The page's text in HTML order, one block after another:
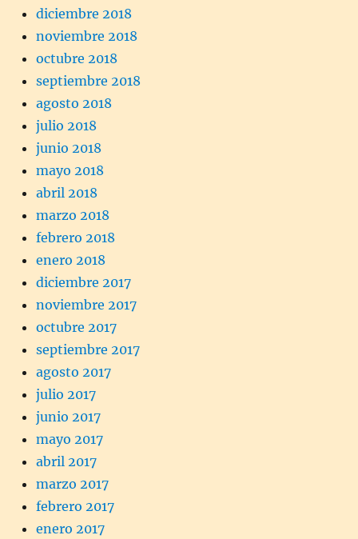
diciembre 2018
noviembre 2018
octubre 2018
septiembre 2018
agosto 2018
julio 2018
junio 2018
mayo 2018
abril 2018
marzo 2018
febrero 2018
enero 2018
diciembre 2017
noviembre 2017
octubre 2017
septiembre 2017
agosto 2017
julio 2017
junio 2017
mayo 2017
abril 2017
marzo 2017
febrero 2017
enero 2017